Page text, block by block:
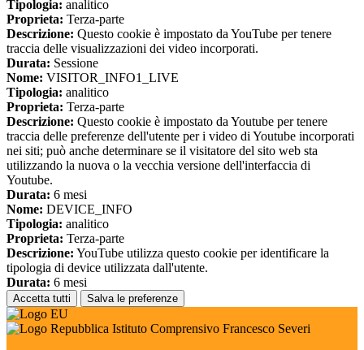
Tipologia: analitico
Proprieta: Terza-parte
Descrizione: Questo cookie è impostato da YouTube per tenere
traccia delle visualizzazioni dei video incorporati.
Durata: Sessione
Nome: VISITOR_INFO1_LIVE
Tipologia: analitico
Proprieta: Terza-parte
Descrizione: Questo cookie è impostato da Youtube per tenere
traccia delle preferenze dell'utente per i video di Youtube incorporati
nei siti; può anche determinare se il visitatore del sito web sta
utilizzando la nuova o la vecchia versione dell'interfaccia di
Youtube.
Durata: 6 mesi
Nome: DEVICE_INFO
Tipologia: analitico
Proprieta: Terza-parte
Descrizione: YouTube utilizza questo cookie per identificare la
tipologia di device utilizzata dall'utente.
Durata: 6 mesi
Accetta tutti Salva le preferenze
Istituto Comprensivo Francesco Severi